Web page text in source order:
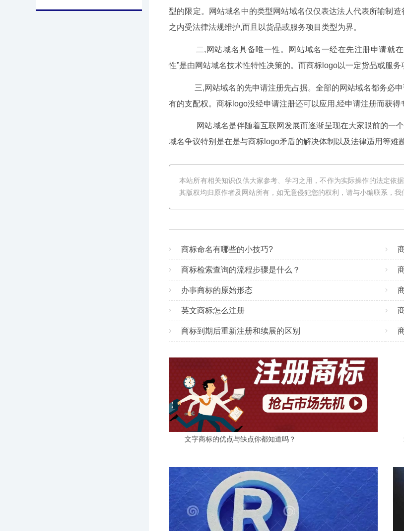
型的限定。网站域名中的类型网站域名仅仅表达法人代表所输制
之内受法律法规维护,而且以货品或服务项目类型为界。
二,网站域名具备唯一性。网站域名一经在先注册申请就
性”是由网站域名技术性特性决策的。而商标logo以一定货品或服
三,网站域名的先申请注册先占据。全部的网站域名都务必
有的支配权。商标logo没经申请注册还可以应用,经申请注册而获得
网站域名是伴随着互联网发展而逐渐呈现在大家眼前的一
域名争议特别是在是与商标logo矛盾的解决体制以及法律适用等难
本站所有相关知识仅供大家参考、学习之用，不作为实际操作的法定依
其版权均归原作者及网站所有，如无意侵犯您的权利，请与小编联系，
商标命名有哪些的小技巧?
商标检索查询的流程步骤是什么？
办事商标的原始形态
英文商标怎么注册
商标到期后重新注册和续展的区别
文字商标的优点与缺点你都知道吗？